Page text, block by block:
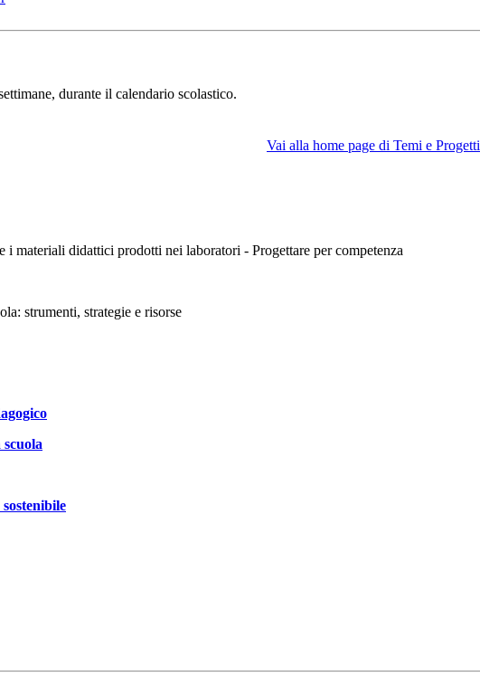
durante il calendario scolastico.
Vai alla home page di Temi e Progetti
i materiali didattici prodotti nei laboratori - Progettare per competenza
strumenti, strategie e risorse
scuola